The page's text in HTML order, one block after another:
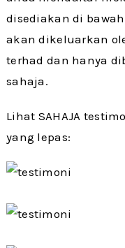
disediakan di
akan dikeluarkan
terhad dan hanya
sahaja.
Lihat SAHAJA
yang lepas: